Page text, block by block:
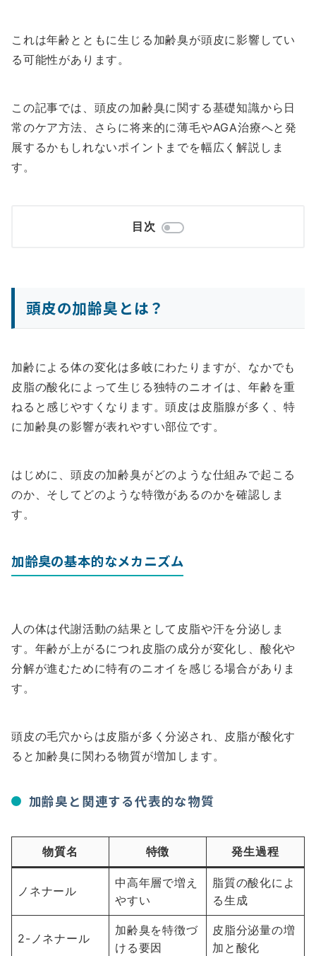
これは年齢とともに生じる加齢臭が頭皮に影響してい
る可能性があります。
この記事では、頭皮の加齢臭に関する基礎知識から日
常のケア方法、さらに将来的に薄毛やAGA治療へと発
展するかもしれないポイントまでを幅広く解説しま
す。
目次
頭皮の加齢臭とは？
加齢による体の変化は多岐にわたりますが、なかでも
皮脂の酸化によって生じる独特のニオイは、年齢を重
ねると感じやすくなります。頭皮は皮脂腺が多く、特
に加齢臭の影響が表れやすい部位です。
はじめに、頭皮の加齢臭がどのような仕組みで起こる
のか、そしてどのような特徴があるのかを確認しま
す。
加齢臭の基本的なメカニズム
人の体は代謝活動の結果として皮脂や汗を分泌しま
す。年齢が上がるにつれ皮脂の成分が変化し、酸化や
分解が進むために特有のニオイを感じる場合がありま
す。
頭皮の毛穴からは皮脂が多く分泌され、皮脂が酸化す
ると加齢臭に関わる物質が増加します。
加齢臭と関連する代表的な物質
物質名 特徴 発生過程
ノネナール
中高年層で増え
やすい
脂質の酸化によ
る生成
2-ノネナール
加齢臭を特徴づ
ける要因
皮脂分泌量の増
加と酸化